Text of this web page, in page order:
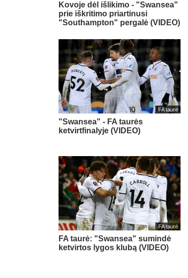
Kovoje dėl išlikimo - "Swansea"
prie iškritimo priartinusi
"Southampton" pergalė (VIDEO)
FA taurė
"Swansea" - FA taurės
ketvirtfinalyje (VIDEO)
FA taurė
FA taurė: "Swansea" sumindė
ketvirtos lygos klubą (VIDEO)